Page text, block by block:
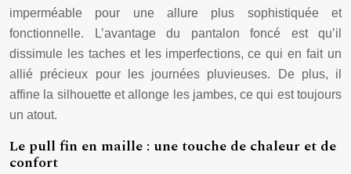
imperméable pour une allure plus sophistiquée et
fonctionnelle. L’avantage du pantalon foncé est qu’il
dissimule les taches et les imperfections, ce qui en fait un
allié précieux pour les journées pluvieuses. De plus, il
affine la silhouette et allonge les jambes, ce qui est toujours
un atout.
Le pull fin en maille : une touche de chaleur et de
confort